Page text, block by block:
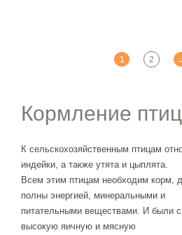
1 2
Кормление птиц
К сельскохозяйственным птицам
индейки, а также утята и цыплята.
Всем этим птицам необходим корм,
полны энергией, минеральными и
питательными веществами. И были
высокую яичную и мясную